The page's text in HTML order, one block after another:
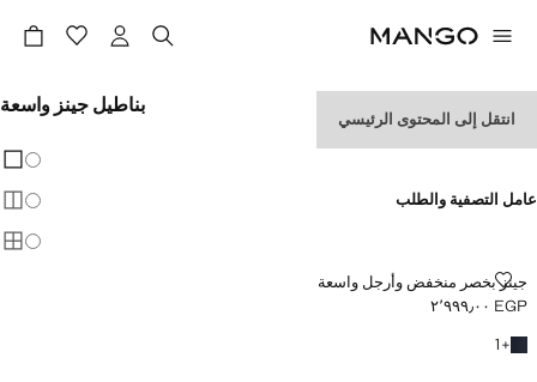
انتقل إلى المحتوى الرئيسي
بناطيل جينز واسعة
عامل التصفية والطلب
جينز بخصر منخفض وأرجل واسعة
جينز بخصر منخفض وأرجل واسعة
السعر الحالي [EGP ٢٬٩٩٩٫٠٠ ]
EGP ٢٬٩٩٩٫٠٠
+
1
+ لون آخر